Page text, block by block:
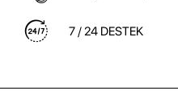
7 / 24 DESTEK